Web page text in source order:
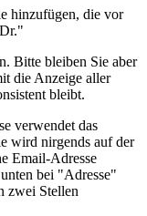
hinzufügen, die vor
Bitte bleiben Sie aber
die Anzeige aller
bleibt.
verwendet das
wird nirgends auf der
Email-Adresse
bei "Adresse"
zwei Stellen